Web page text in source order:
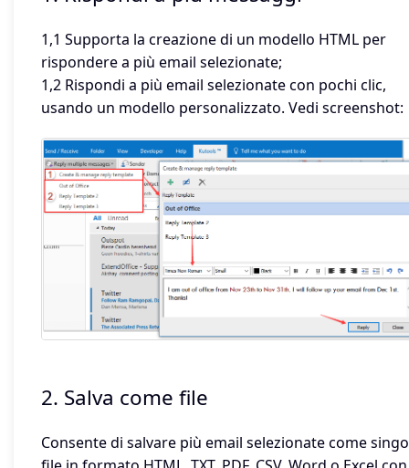
1,1 Supporta la creazione di un modello HTML per
rispondere a più email selezionate;
1,2 Rispondi a più email selezionate con pochi clic,
usando un modello personalizzato. Vedi screenshot:
2. Salva come file
Consente di salvare più email selezionate come